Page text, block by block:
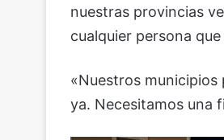
nuestras provincias
cualquier persona
«Nuestros
ya. Necesitamos una